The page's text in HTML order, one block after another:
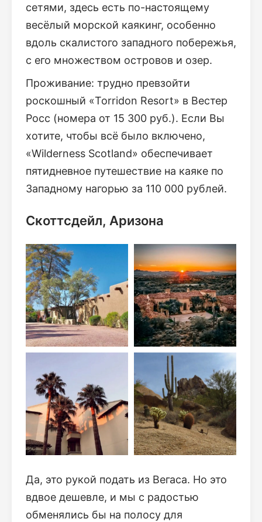
сетями, здесь есть по-настоящему
весёлый морской каякинг, особенно
вдоль скалистого западного побережья,
с его множеством островов и озер.
Проживание: трудно превзойти
роскошный «Torridon Resort» в Вестер
Росс (номера от 15 300 руб.). Если Вы
хотите, чтобы всё было включено,
«Wilderness Scotland» обеспечивает
пятидневное путешествие на каяке по
Западному нагорью за 110 000 рублей.
Скоттсдейл, Аризона
Да, это рукой подать из Вегаса. Но это
вдвое дешевле, и мы с радостью
обменялись бы на полосу для